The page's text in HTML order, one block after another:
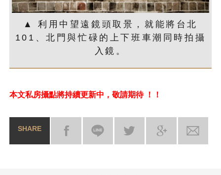
▲ 利用中望遠鏡頭取景，就能將台北
101、北門與忙碌的上下班車潮同時拍攝
入鏡。
本文私房攝點將持續更新中，敬請期待 ！！
SHARE